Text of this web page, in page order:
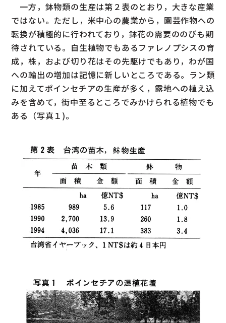
一方，鉢物類の生産は第２表のとおり，大きな産業
ではない。ただし，米中心の農業から，園芸作物への
転換が積極的に行われており，鉢花の需要ののびも期
待されている。自生植物でもあるファレノプシスの育
成，株，および切り花はその先駆けでもあり，わが国
への輸出の増加は記憶に新しいところである。ラン類
に加えてポインセチアの生産が多く，露地への植え込
みを含めて，街中至るところでみかけられる植物でも
ある（写真１)。